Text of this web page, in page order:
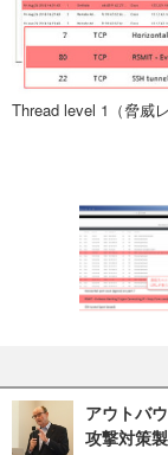
Thread level 1（脅威
アウトバ
攻撃対策